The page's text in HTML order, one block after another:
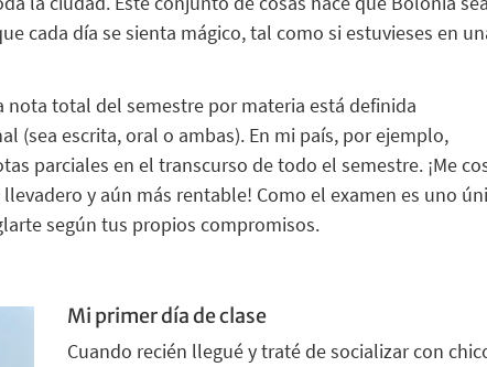
cada día se sienta mágico, tal como si estuvieses en
nota total del semestre por materia está definida
(sea escrita, oral o ambas). En mi país, por ejemplo,
parciales en el transcurso de todo el semestre. ¡Me
y aún más rentable! Como el examen es uno
según tus propios compromisos.
Mi primerdíade clase
Cuando recién lleguéy tratéde socializar con